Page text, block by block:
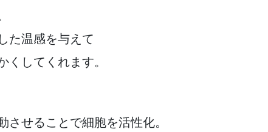
た温感を与えて
くしてくれます。
せることで細胞を活性化。